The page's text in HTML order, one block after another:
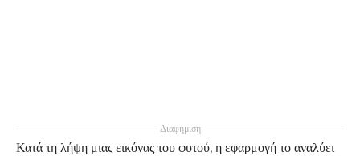
Διαφήμιση
Κατά τη λήψη μιας εικόνας του φυτού, η εφαρμογή το αναλύει